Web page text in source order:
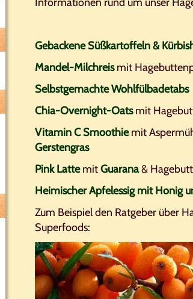
Gebackene Süßkartoffeln &
Mandel-Milchreismit
Selbstgemachte Wohlfülbadetabs
Chia-Overnight-Oatsmit
Vitamin C Smoothiemit
Gerstengras
Pink LattemitGuarana&
Heimischer Apfelessig mit Honig
Zum Beispiel den Ratgeber über
Superfoods: